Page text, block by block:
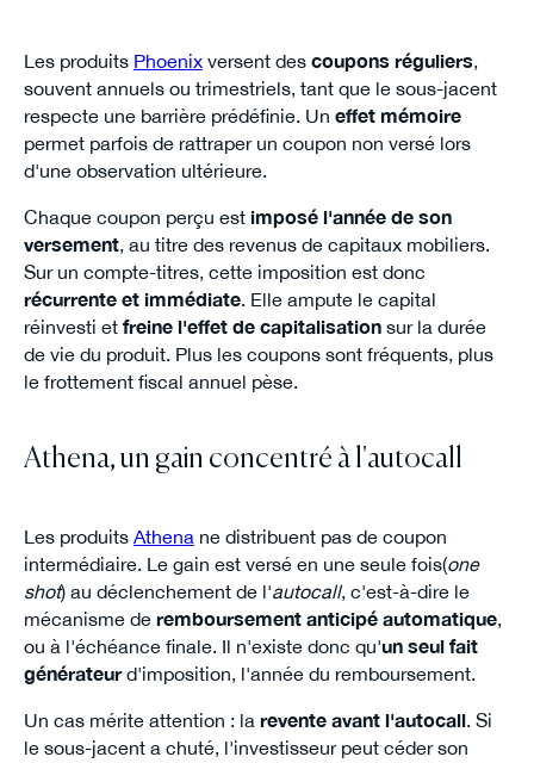
Les produits Phoenixversent des coupons réguliers,
souvent annuels ou trimestriels, tant que le sous-jacent
respecte une barrière prédéfinie. Un effet mémoire
permet parfois de rattraper un coupon non versé lors
d'une observation ultérieure.
Chaque coupon perçu est imposé l'année de son
versement, au titre des revenus de capitaux mobiliers.
Sur un compte-titres, cette imposition est donc
récurrente et immédiate. Elle ampute le capital
réinvesti et freine l'effet de capitalisationsur la durée
de vie du produit. Plus les coupons sont fréquents, plus
le frottement fiscal annuel pèse.
Athena, un gain concentré à l'autocall
Les produits Athena ne distribuent pas de coupon
intermédiaire. Le gain est versé en une seule fois(one
shot) au déclenchement de l'autocall, c'est-à-dire le
mécanisme de remboursement anticipé automatique,
ou à l'échéance finale. Il n'existe donc qu'un seul fait
générateurd'imposition, l'année du remboursement.
Un cas mérite attention : la revente avant l'autocall. Si
le sous-jacent a chuté, l'investisseur peut céder son